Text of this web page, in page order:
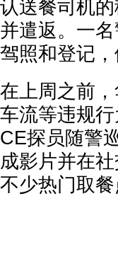
认送餐司机
并遣返。一
驾照和登记
在上周之前
车流等违规
CE探员随警
成影片并在
不少热门取餐